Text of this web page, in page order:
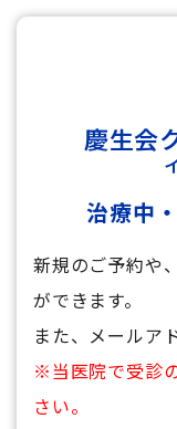
慶生会
治療中
新規のご予約や
ができます。
また、メールア
※当医院で受診
さい。